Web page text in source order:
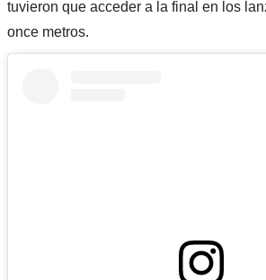
tuvieron que acceder a la final en los
once metros.